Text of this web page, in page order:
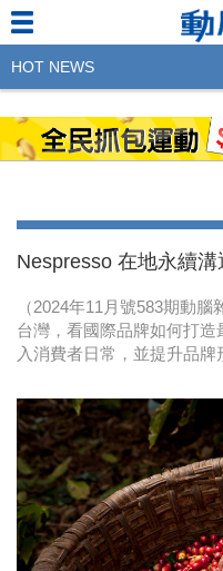
Nespresso 在地永續溝
（2024年11月號583期動
台灣，看國際品牌如何打
入消費者日常，並提升品牌
HOT NEWS
2023行銷傳播傑出貢
更創新及具影響力
2022行銷傳播傑出貢
感美照
2023台灣民生快消品
域動行銷公布人事異動
CSD中衛營運長張德
時尚
金獎的代價 牛恆泰：